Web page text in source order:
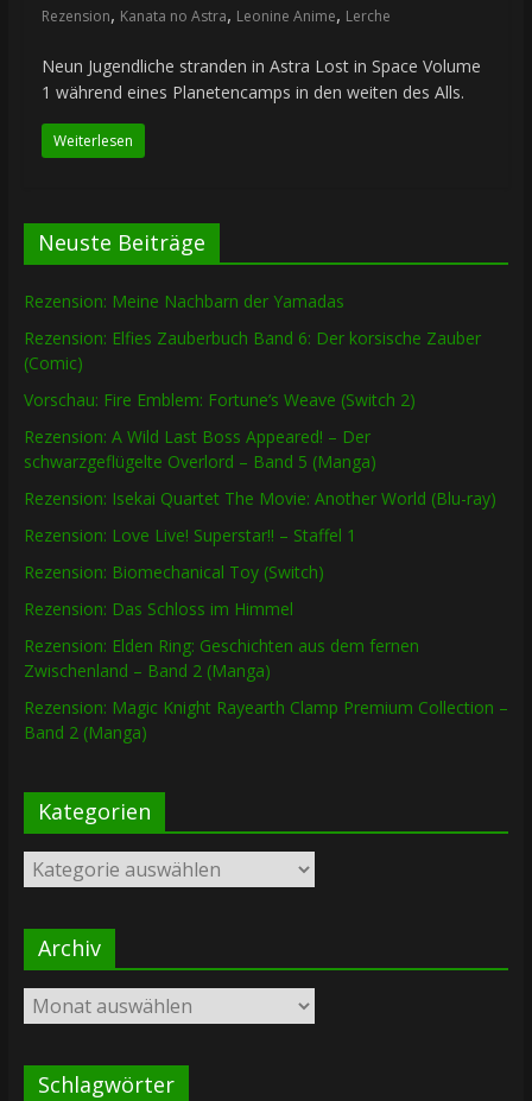
Rezension, Kanata no Astra, Leonine Anime, Lerche
Neun Jugendliche stranden in Astra Lost in Space Volume
1 während eines Planetencamps in den weiten des Alls.
Weiterlesen
Neuste Beiträge
Rezension: Meine Nachbarn der Yamadas
Rezension: Elfies Zauberbuch Band 6: Der korsische Zauber
(Comic)
Vorschau: Fire Emblem: Fortune’s Weave (Switch 2)
Rezension: A Wild Last Boss Appeared! – Der
schwarzgeflügelte Overlord – Band 5 (Manga)
Rezension: Isekai Quartet The Movie: Another World (Blu-ray)
Rezension: Love Live! Superstar!! – Staffel 1
Rezension: Biomechanical Toy (Switch)
Rezension: Das Schloss im Himmel
Rezension: Elden Ring: Geschichten aus dem fernen
Zwischenland – Band 2 (Manga)
Rezension: Magic Knight Rayearth Clamp Premium Collection –
Band 2 (Manga)
Kategorien
Kategorien
Archiv
Archiv
Schlagwörter